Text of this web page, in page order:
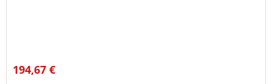
194,67 €